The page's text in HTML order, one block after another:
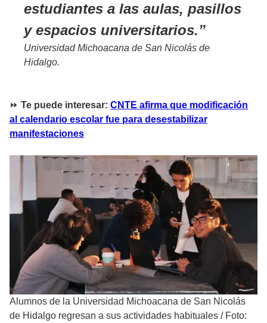
estudiantes a las aulas, pasillos
y espacios universitarios.
Universidad Michoacana de San Nicolás de
Hidalgo.
⏩ Te puede interesar: CNTE afirma que modificación
al calendario escolar fue para desestabilizar
manifestaciones
Alumnos de la Universidad Michoacana de San Nicolás
de Hidalgo regresan a sus actividades habituales / Foto: